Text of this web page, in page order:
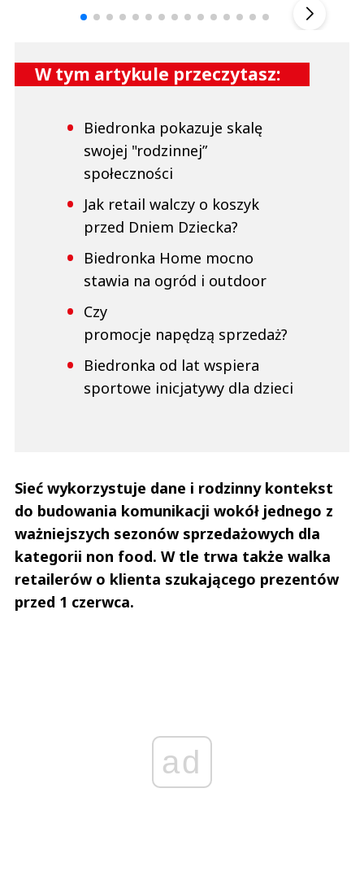
W tym artykule przeczytasz:
Biedronka pokazuje skalę
swojej "rodzinnej”
społeczności
Jak retail walczy o koszyk
przed Dniem Dziecka?
Biedronka Home mocno
stawia na ogród i outdoor
Czy
promocje napędzą sprzedaż?
Biedronka od lat wspiera
sportowe inicjatywy dla dzieci
Sieć wykorzystuje dane i rodzinny kontekst
do budowania komunikacji wokół jednego z
ważniejszych sezonów sprzedażowych dla
kategorii non food. W tle trwa także walka
retailerów o klienta szukającego prezentów
przed 1 czerwca.
ad